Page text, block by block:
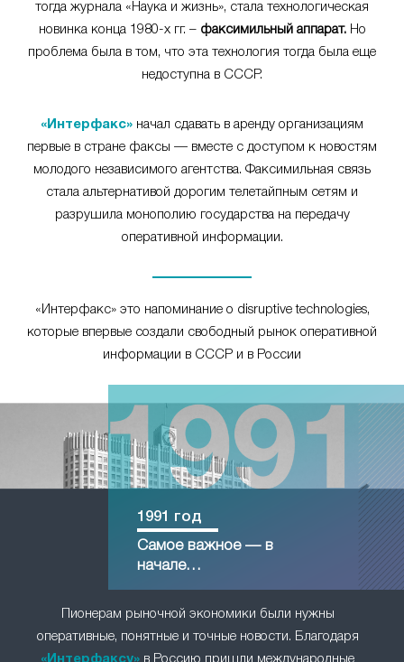
тогда журнала «Наука и жизнь», стала технологическая
новинка конца 1980-х гг. – факсимильный аппарат.Но
проблема была в том, что эта технология тогда была еще
недоступна в СССР.
«Интерфакс» начал сдавать в аренду организациям
первые в стране факсы — вместе с доступом к новостям
молодого независимого агентства. Факсимильная связь
стала альтернативой дорогим телетайпным сетям и
разрушила монополию государства на передачу
оперативной информации.
«Интерфакс» это напоминание о disruptive technologies,
которые впервые создали свободный рынок оперативной
информации в СССР и в России
Пионерам рыночной экономики были нужны
оперативные, понятные и точные новости. Благодаря
«Интерфаксу» в Россию пришли международные
1991 год
Самое важное — в
начале…